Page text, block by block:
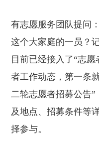
有志愿服务团队提问
这个大家庭的一员？
目前已经接入了“志
者工作动态，第一条
二轮志愿者招募公告
及地点、招募条件等
择参与。